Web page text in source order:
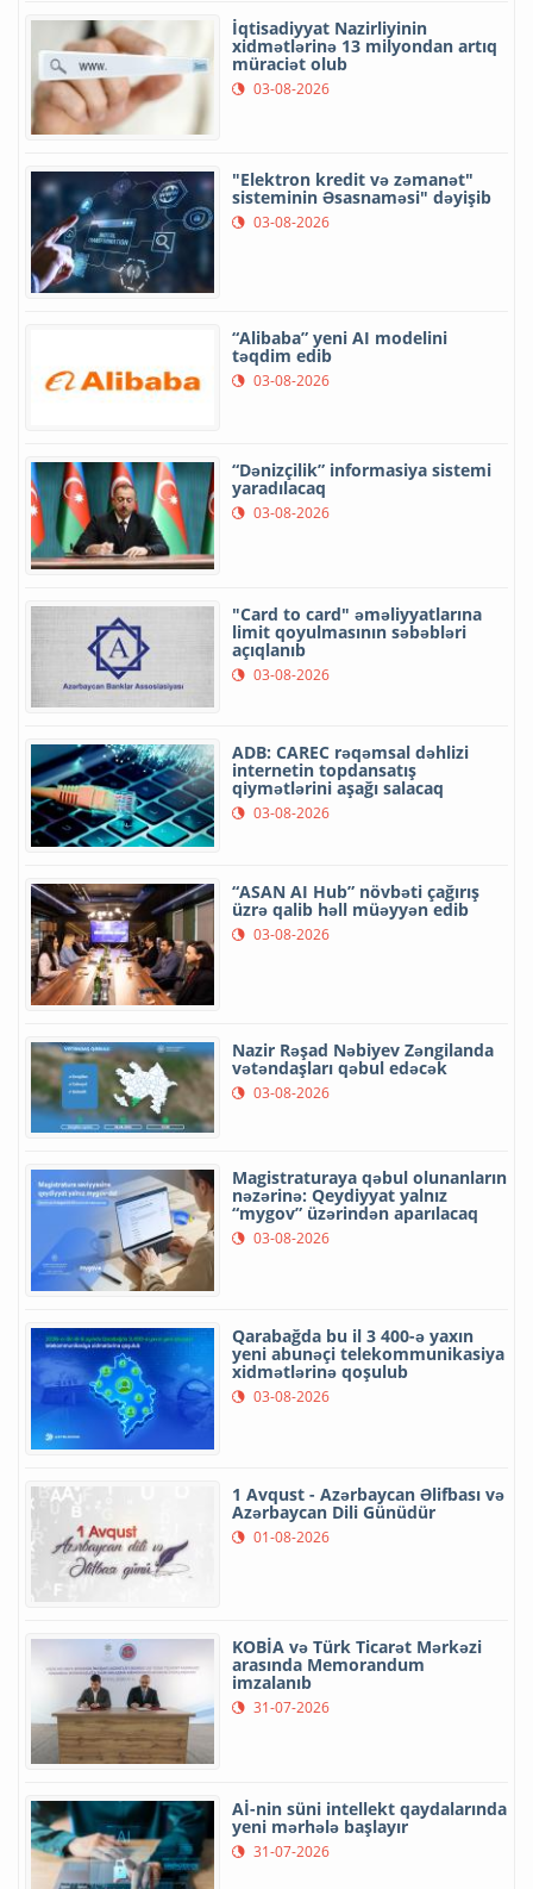
İqtisadiyyat Nazirliyinin
xidmətlərinə 13 milyondan artıq
müraciət olub
03-08-2026
"Elektron kredit və zəmanət"
sisteminin Əsasnaməsi" dəyişib
03-08-2026
“Alibaba” yeni AI modelini
təqdim edib
03-08-2026
“Dənizçilik” informasiya sistemi
yaradılacaq
03-08-2026
"Card to card" əməliyyatlarına
limit qoyulmasının səbəbləri
açıqlanıb
03-08-2026
ADB: CAREC rəqəmsal dəhlizi
internetin topdansatış
qiymətlərini aşağı salacaq
03-08-2026
“ASAN AI Hub” növbəti çağırış
üzrə qalib həll müəyyən edib
03-08-2026
Nazir Rəşad Nəbiyev Zəngilanda
vətəndaşları qəbul edəcək
03-08-2026
Magistraturaya qəbul olunanların
nəzərinə: Qeydiyyat yalnız
“mygov” üzərindən aparılacaq
03-08-2026
Qarabağda bu il 3 400-ə yaxın
yeni abunəçi telekommunikasiya
xidmətlərinə qoşulub
03-08-2026
1 Avqust - Azərbaycan Əlifbası və
Azərbaycan Dili Günüdür
01-08-2026
KOBİA və Türk Ticarət Mərkəzi
arasında Memorandum
imzalanıb
31-07-2026
Aİ-nin süni intellekt qaydalarında
yeni mərhələ başlayır
31-07-2026